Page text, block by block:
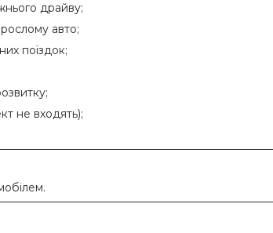
драйву;
авто;
поїздок;
не входять);